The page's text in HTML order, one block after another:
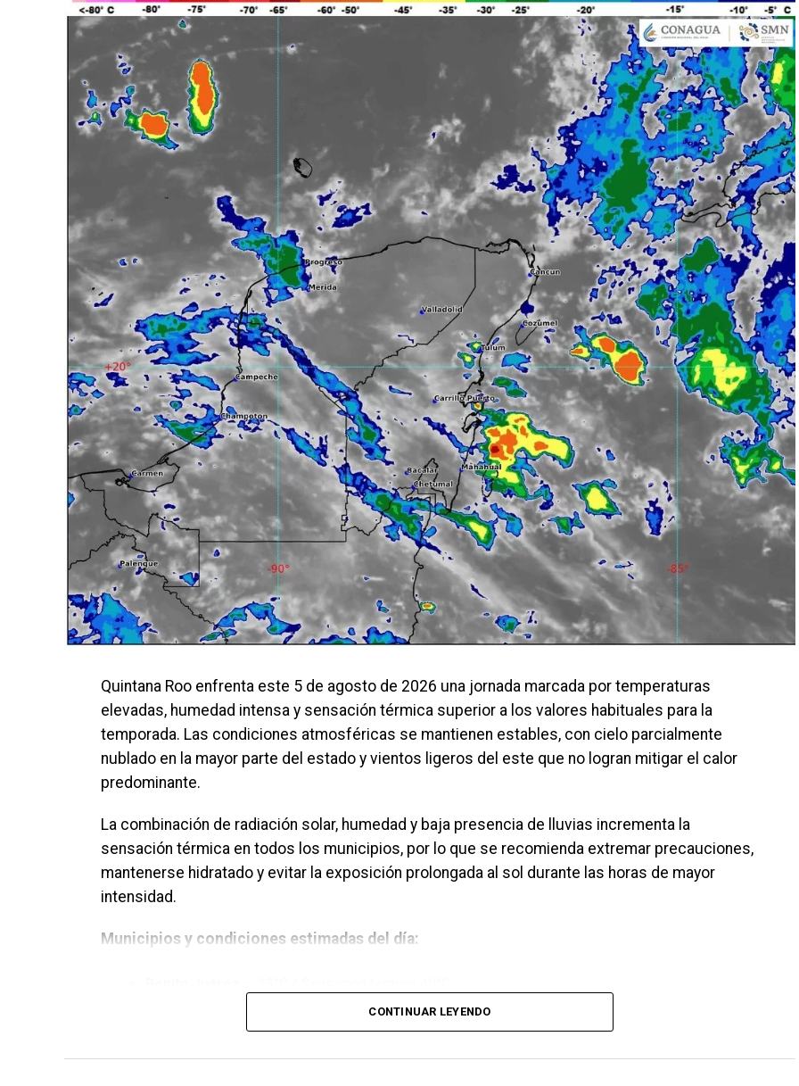
Quintana Roo enfrenta este 5 de agosto de 2026 una jornada marcada por temperaturas
elevadas, humedad intensa y sensación térmica superior a los valores habituales para la
temporada. Las condiciones atmosféricas se mantienen estables, con cielo parcialmente
nublado en la mayor parte del estado y vientos ligeros del este que no logran mitigar el calor
predominante.
La combinación de radiación solar, humedad y baja presencia de lluvias incrementa la
sensación térmica en todos los municipios, por lo que se recomienda extremar precauciones,
mantenerse hidratado y evitar la exposición prolongada al sol durante las horas de mayor
intensidad.
Municipios y condiciones estimadas del día:
— 32°C / Sensación térmica 39°CCONTINUAR LEYENDO